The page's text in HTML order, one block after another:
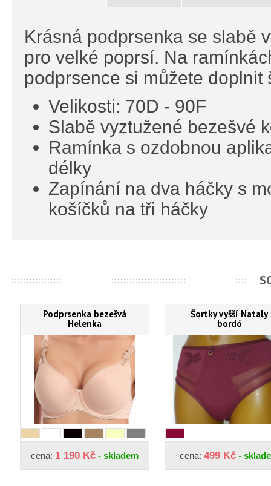
Krásná podprsenka se slabě
pro velké poprsí. Na
podprsence si můžete doplnit
Velikosti: 70D - 90F
Slabě vyztužené bezešvé
Ramínka s ozdobnou
délky
Zapínání na dva háčky s
košíčků na tři háčky
Podprsenka bezešvá
Helenka
cena: 1 190 Kč - skladem
Šortky vyšší Nataly
bordó
cena: 499 Kč -